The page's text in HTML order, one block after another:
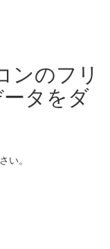
ンのフリ
タをダ
い。